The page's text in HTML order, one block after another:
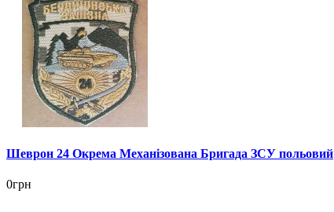
Шеврон 24 Окрема Механізована Бригада ЗСУ польовий
0грн